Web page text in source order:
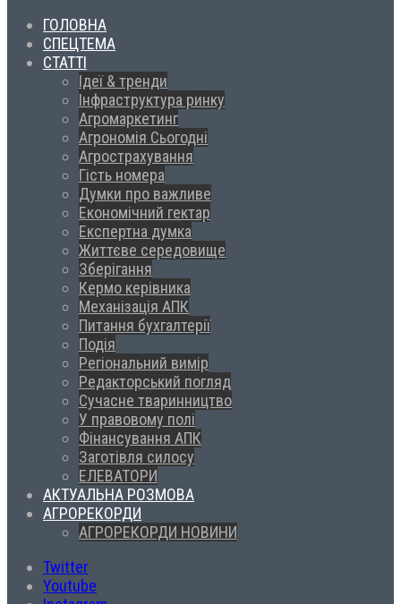
ГОЛОВНА
СПЕЦТЕМА
СТАТТІ
Ідеї & тренди
Інфраструктура ринку
Агромаркетинг
Агрономія Сьогодні
Агрострахування
Гість номера
Думки про важливе
Економічний гектар
Експертна думка
Життєве середовище
Зберігання
Кермо керівника
Механізація АПК
Питання бухгалтерії
Подія
Регіональний вимір
Редакторський погляд
Сучасне тваринництво
У правовому полі
Фінансування АПК
Заготівля силосу
ЕЛЕВАТОРИ
АКТУАЛЬНА РОЗМОВА
АГРОРЕКОРДИ
АГРОРЕКОРДИ НОВИНИ
Twitter
Youtube